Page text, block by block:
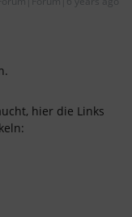
hier die Links